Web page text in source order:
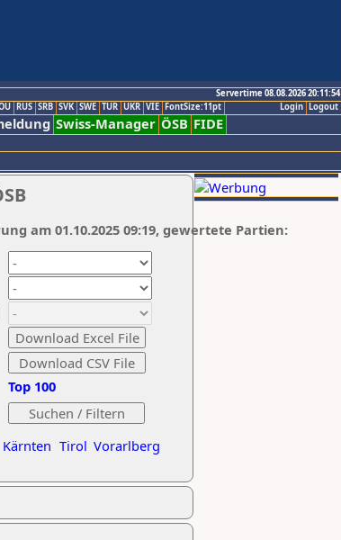
Servertime 08.08.2026 20:11:54
Logout
Login
RUS SRB SVK SWE TUR UKR VIE FontSize:11pt
Swiss-Manager ÖSB FIDE
Kärnten Tirol Vorarlberg
Top 100
am 01.10.2025 09:19, gewertete Partien: